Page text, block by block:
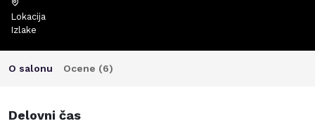
Lokacija
Izlake
O salonu Ocene (6)
Delovni čas